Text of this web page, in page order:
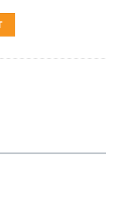
đại - Mẫu SE03 quantity